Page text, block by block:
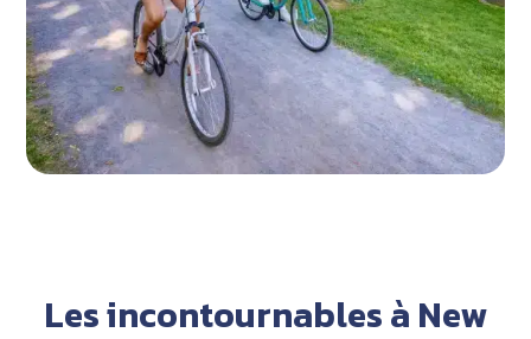
Les incontournables à New